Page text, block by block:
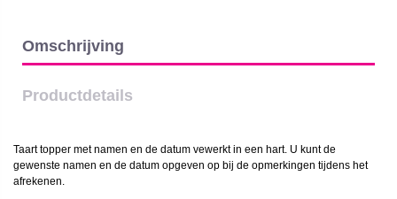
Omschrijving
Productdetails
Taart topper met namen en de datum vewerkt in een hart. U kunt de
gewenste namen en de datum opgeven op bij de opmerkingen tijdens het
afrekenen.